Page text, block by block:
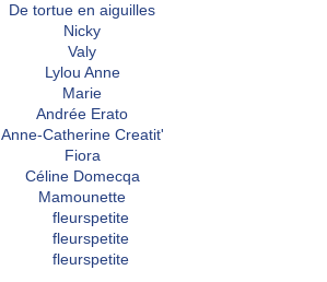
De tortue en aiguilles
Nicky
Valy
Lylou Anne
Marie
Andrée Erato
Anne-Catherine Creatit'
Fiora
Céline Domecqa
Mamounette